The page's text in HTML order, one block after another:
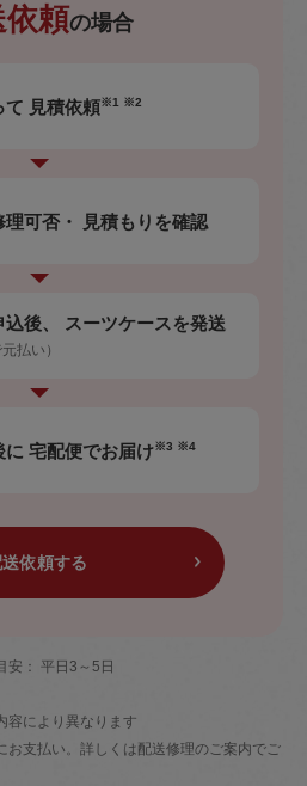
依頼の場合
て 見積依頼※1 ※2
理可否・ 見積もりを確認
込後、 スーツケースを発送
払い）
に 宅配便でお届け※3 ※4
依頼する
安： 平日3～5日
容により異なります
支払い。詳しくは配送修理のご案内でご